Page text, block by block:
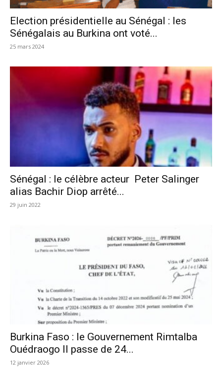
Election présidentielle au Sénégal : les
Sénégalais au Burkina ont voté...
25 mars 2024
Sénégal : le célèbre acteur Peter Salinger
alias Bachir Diop arrêté...
29 juin 2022
Burkina Faso : le Gouvernement Rimtalba
Ouédraogo II passe de 24...
12 janvier 2026